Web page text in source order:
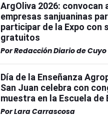
ArgOliva 2026: convocan
empresas sanjuaninas
participar de la Expo con
gratuitos
PorRedacción Diario de Cuyo
Día de la Enseñanza
San Juan celebra con
muestra en la Escuela de
PorLara Carrascosa